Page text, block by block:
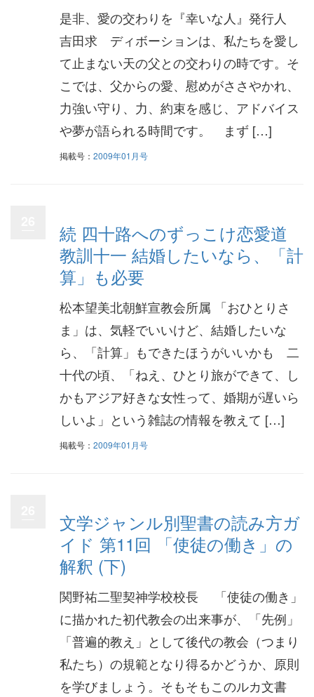
是非、愛の交わりを『幸いな人』発行人
吉田求 ディボーションは、私たちを愛し
て止まない天の父との交わりの時です。そ
こでは、父からの愛、慰めがささやかれ、
力強い守り、力、約束を感じ、アドバイス
や夢が語られる時間です。 まず […]
掲載号： 2009年01月号
続 四十路へのずっこけ恋愛道
教訓十一 結婚したいなら、「計
算」も必要
松本望美北朝鮮宣教会所属 「おひとりさ
ま」は、気軽でいいけど、結婚したいな
ら、「計算」もできたほうがいいかも 二
十代の頃、「ねえ、ひとり旅ができて、し
かもアジア好きな女性って、婚期が遅いら
しいよ」という雑誌の情報を教えて […]
掲載号： 2009年01月号
文学ジャンル別聖書の読み方ガ
イド 第11回 「使徒の働き」の
解釈 (下)
関野祐二聖契神学校校長 「使徒の働き」
に描かれた初代教会の出来事が、「先例」
「普遍的教え」として後代の教会（つまり
私たち）の規範となり得るかどうか、原則
を学びましょう。そもそもこのルカ文書